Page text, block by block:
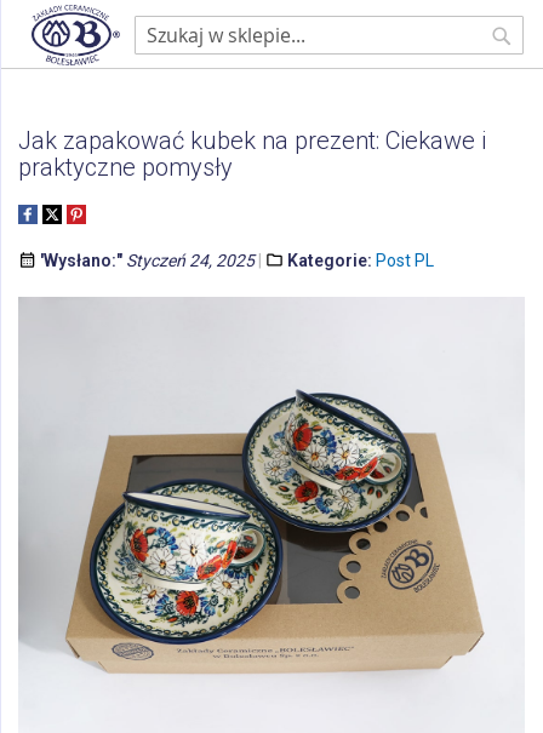
Strona główna
Jak zapakować kubek na prezent: Ciekawe i praktyczne pomysły
Jak zapakować kubek na prezent: Ciekawe i
praktyczne pomysły
'Wysłano:" Styczeń 24, 2025 Kategorie: Post PL